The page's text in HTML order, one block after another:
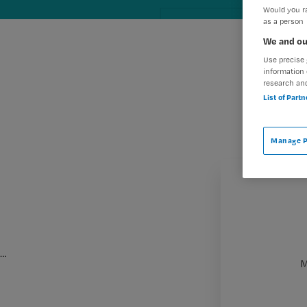
…
Would you
as a person
We and
Use
information
research
List of
Manage